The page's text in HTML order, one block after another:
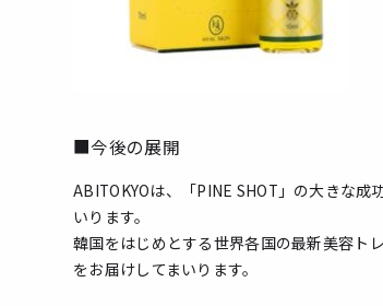
■今後の展開
ABITOKYOは、「PINE SHOT」の大きな
いります。
韓国をはじめとする世界各国の最新美容ト
をお届けしてまいります。